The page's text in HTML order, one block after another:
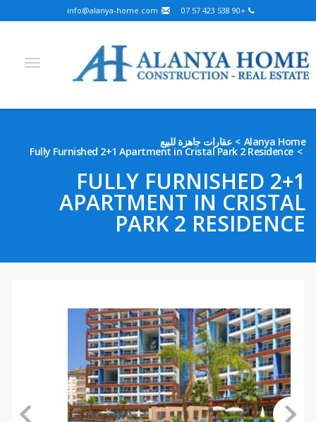
+90 538 423 57 07
Persian
Bosnian
French
Kazakh
Ukrainian
مشاريع للبيع
Alanya Home عقارات جاهزة للبيع
Fully Furnished 2+1 Apartment in Cristal Park 2 Residence
FULLY FURNISHED 2+1
APARTMENT IN CRISTAL
PARK 2 RESIDENCE